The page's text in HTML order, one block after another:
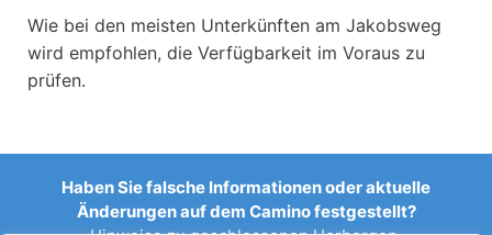
Wie bei den meisten Unterkünften am Jakobsweg
wird empfohlen, die Verfügbarkeit im Voraus zu
prüfen.
Haben Sie falsche Informationen oder aktuelle
Änderungen auf dem Camino festgestellt?